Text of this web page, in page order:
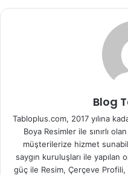
Blog
Tabloplus.com, 2017 yılına
Boya Resimler ile sınırlı
müşterilerize hizmet
saygın kuruluşları ile yapılan
güç ile Resim, Çerçeve Profili,